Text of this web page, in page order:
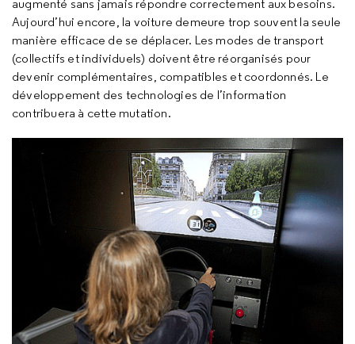
augmenté sans jamais répondre correctement aux besoins.
Aujourd’hui encore, la voiture demeure trop souvent la seule
manière efficace de se déplacer. Les modes de transport
(collectifs et individuels) doivent être réorganisés pour
devenir complémentaires, compatibles et coordonnés. Le
développement des technologies de l’information
contribuera à cette mutation.